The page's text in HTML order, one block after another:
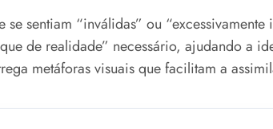
sentiam “inválidas” ou “excessivamente
de realidade” necessário, ajudando a
metáforas visuais que facilitam a